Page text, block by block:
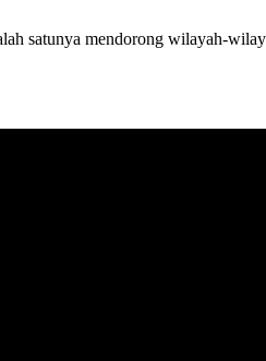
satunya mendorong wilayah-